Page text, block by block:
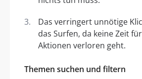
Das verringert unnötige
das Surfen, da keine Zeit
Aktionen verloren geht.
Themen suchen und filtern